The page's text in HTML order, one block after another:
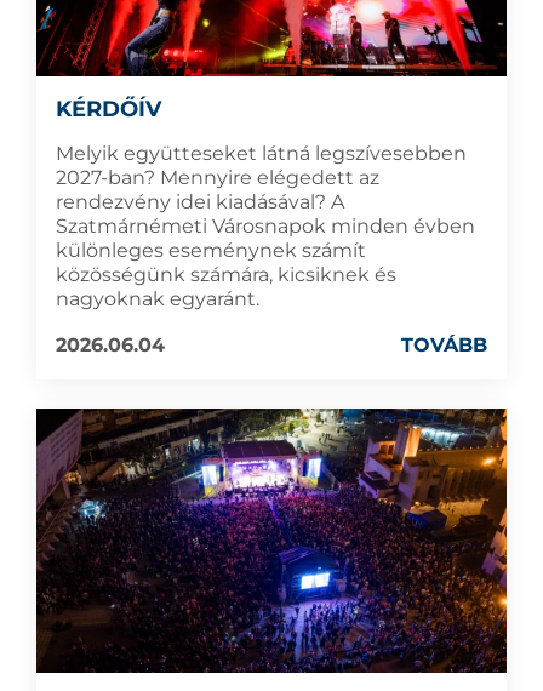
KÉRDŐÍV
Melyik együtteseket látná legszívesebben
2027-ban? Mennyire elégedett az
rendezvény idei kiadásával? A
Szatmárnémeti Városnapok minden évben
különleges eseménynek számít
közösségünk számára, kicsiknek és
nagyoknak egyaránt.
2026.06.04
TOVÁBB